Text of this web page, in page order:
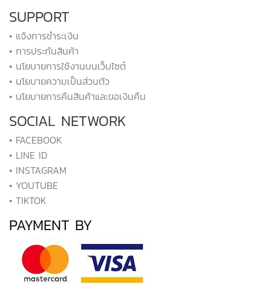
SUPPORT
• แจ้งการชำระเงิน
• การประกันสินค้า
• นโยบายการใช้งานบนเว็บไซต์
• นโยบายความเป็นส่วนตัว
• นโยบายการคืนสินค้าและขอเงินคืน
SOCIAL NETWORK
• FACEBOOK
• LINE ID
• INSTAGRAM
• YOUTUBE
• TIKTOK
PAYMENT BY